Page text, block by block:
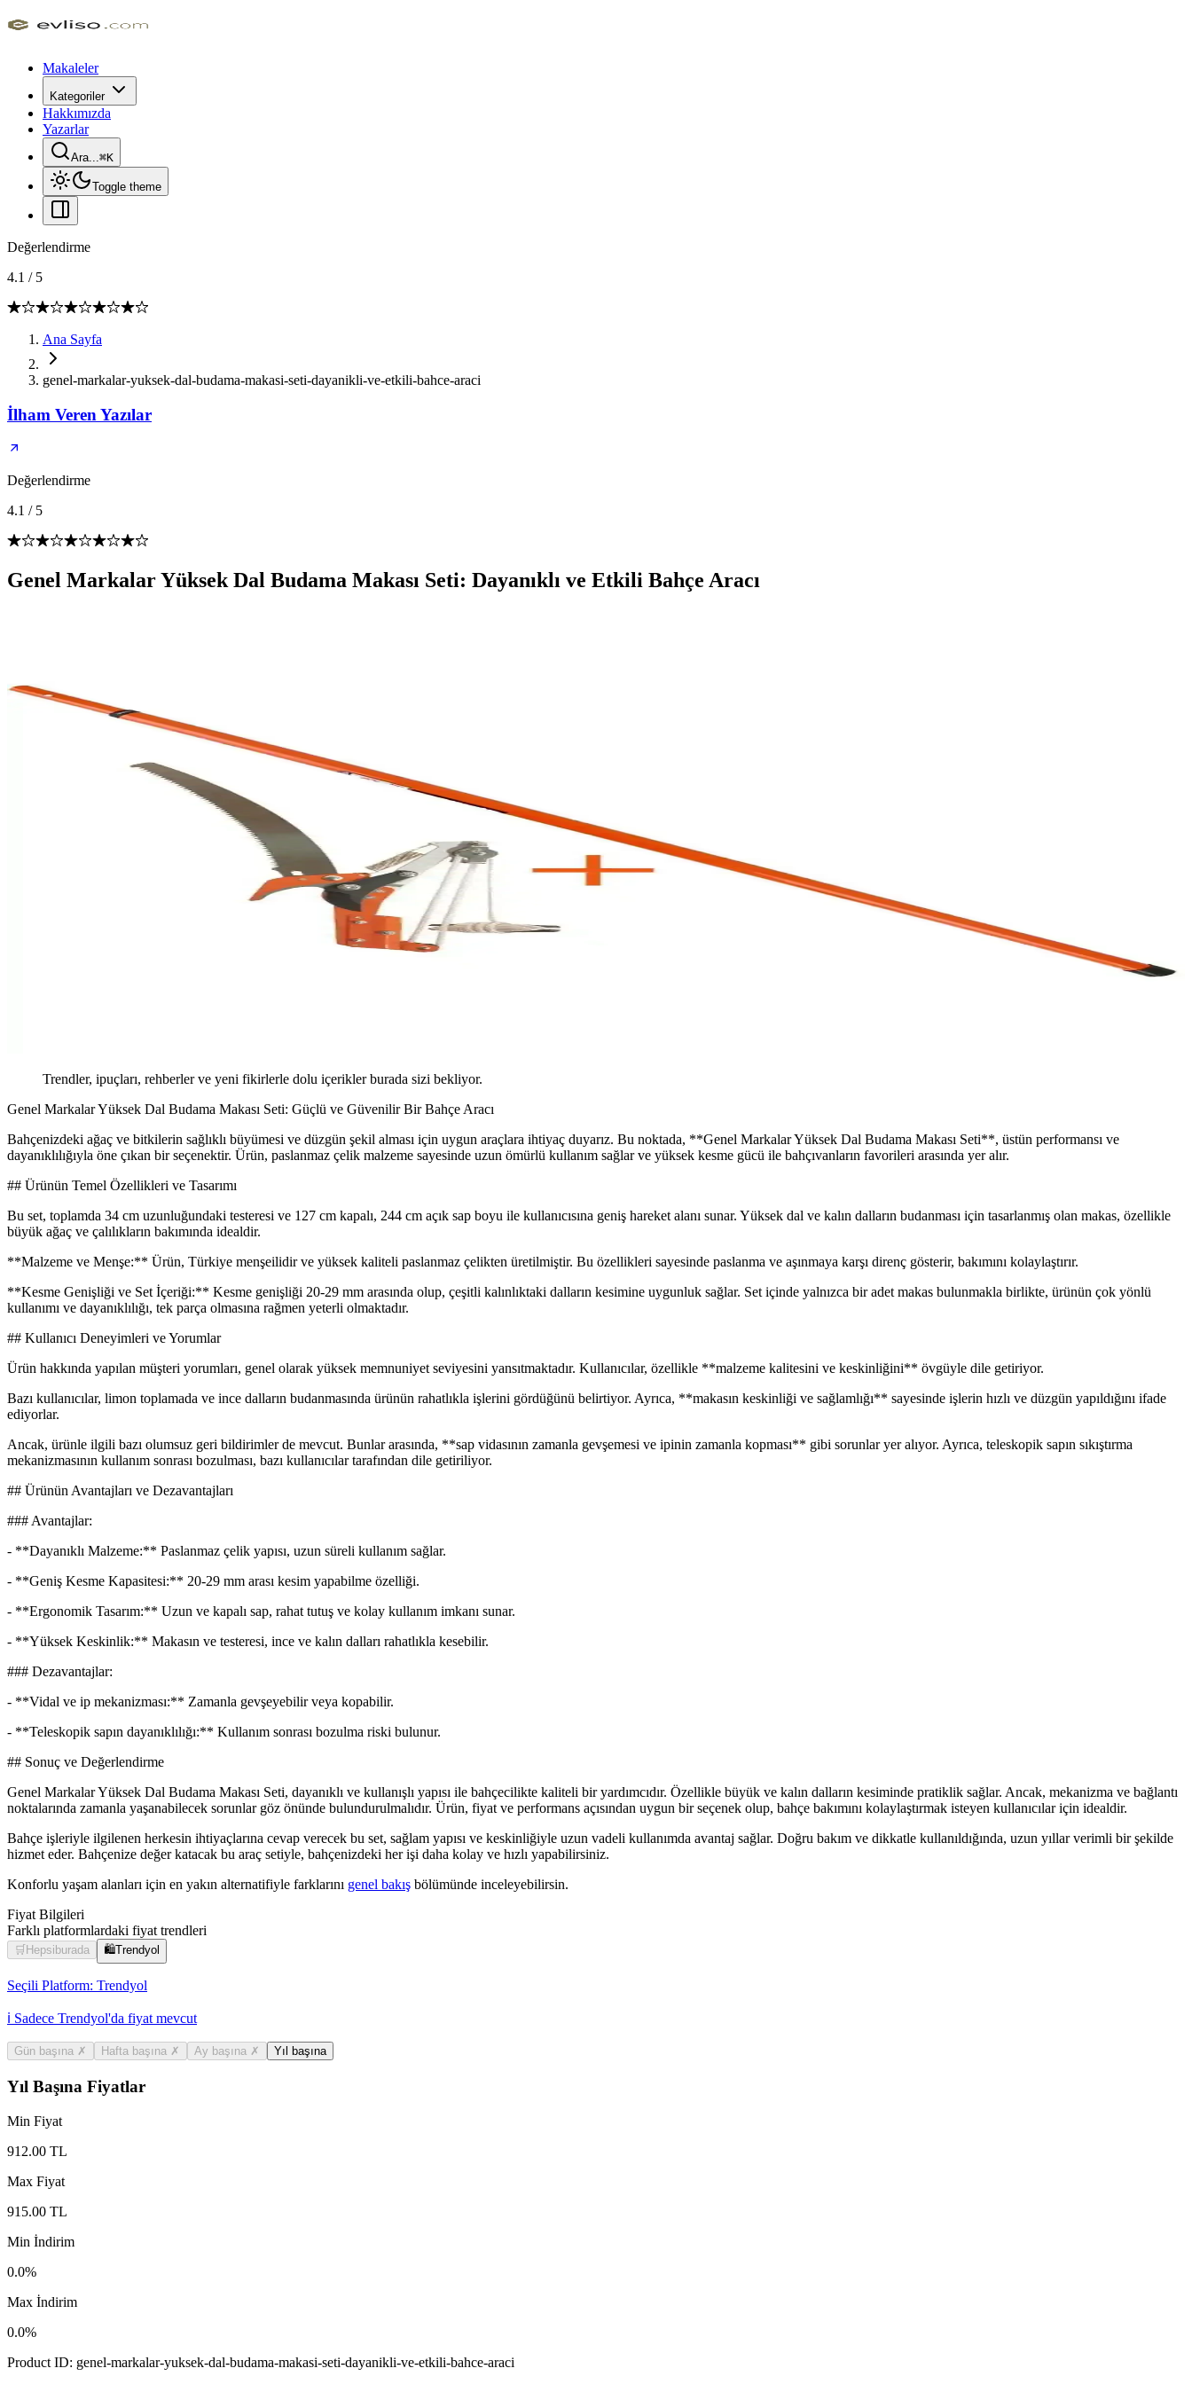
Makaleler
Kategoriler
Hakkımızda
Yazarlar
Ara...⌘K
Toggle theme
Değerlendirme
4.1 / 5
Ana Sayfa
genel-markalar-yuksek-dal-budama-makasi-seti-dayanikli-ve-etkili-bahce-araci
İlham Veren Yazılar
Değerlendirme
4.1 / 5
Genel Markalar Yüksek Dal Budama Makası Seti: Dayanıklı ve Etkili Bahçe Aracı
Trendler, ipuçları, rehberler ve yeni fikirlerle dolu içerikler burada sizi bekliyor.
Genel Markalar Yüksek Dal Budama Makası Seti: Güçlü ve Güvenilir Bir Bahçe Aracı
Bahçenizdeki ağaç ve bitkilerin sağlıklı büyümesi ve düzgün şekil alması için uygun araçlara ihtiyaç duyarız. Bu noktada, **Genel Markalar Yüksek Dal Budama Makası Seti**, üstün performansı ve
dayanıklılığıyla öne çıkan bir seçenektir. Ürün, paslanmaz çelik malzeme sayesinde uzun ömürlü kullanım sağlar ve yüksek kesme gücü ile bahçıvanların favorileri arasında yer alır.
## Ürünün Temel Özellikleri ve Tasarımı
Bu set, toplamda 34 cm uzunluğundaki testeresi ve 127 cm kapalı, 244 cm açık sap boyu ile kullanıcısına geniş hareket alanı sunar. Yüksek dal ve kalın dalların budanması için tasarlanmış olan makas, özellikle
büyük ağaç ve çalılıkların bakımında idealdir.
**Malzeme ve Menşe:** Ürün, Türkiye menşeilidir ve yüksek kaliteli paslanmaz çelikten üretilmiştir. Bu özellikleri sayesinde paslanma ve aşınmaya karşı direnç gösterir, bakımını kolaylaştırır.
**Kesme Genişliği ve Set İçeriği:** Kesme genişliği 20-29 mm arasında olup, çeşitli kalınlıktaki dalların kesimine uygunluk sağlar. Set içinde yalnızca bir adet makas bulunmakla birlikte, ürünün çok yönlü
kullanımı ve dayanıklılığı, tek parça olmasına rağmen yeterli olmaktadır.
## Kullanıcı Deneyimleri ve Yorumlar
Ürün hakkında yapılan müşteri yorumları, genel olarak yüksek memnuniyet seviyesini yansıtmaktadır. Kullanıcılar, özellikle **malzeme kalitesini ve keskinliğini** övgüyle dile getiriyor.
Bazı kullanıcılar, limon toplamada ve ince dalların budanmasında ürünün rahatlıkla işlerini gördüğünü belirtiyor. Ayrıca, **makasın keskinliği ve sağlamlığı** sayesinde işlerin hızlı ve düzgün yapıldığını ifade
ediyorlar.
Ancak, ürünle ilgili bazı olumsuz geri bildirimler de mevcut. Bunlar arasında, **sap vidasının zamanla gevşemesi ve ipinin zamanla kopması** gibi sorunlar yer alıyor. Ayrıca, teleskopik sapın sıkıştırma
mekanizmasının kullanım sonrası bozulması, bazı kullanıcılar tarafından dile getiriliyor.
## Ürünün Avantajları ve Dezavantajları
### Avantajlar:
- **Dayanıklı Malzeme:** Paslanmaz çelik yapısı, uzun süreli kullanım sağlar.
- **Geniş Kesme Kapasitesi:** 20-29 mm arası kesim yapabilme özelliği.
- **Ergonomik Tasarım:** Uzun ve kapalı sap, rahat tutuş ve kolay kullanım imkanı sunar.
- **Yüksek Keskinlik:** Makasın ve testeresi, ince ve kalın dalları rahatlıkla kesebilir.
### Dezavantajlar:
- **Vidal ve ip mekanizması:** Zamanla gevşeyebilir veya kopabilir.
- **Teleskopik sapın dayanıklılığı:** Kullanım sonrası bozulma riski bulunur.
## Sonuç ve Değerlendirme
Genel Markalar Yüksek Dal Budama Makası Seti, dayanıklı ve kullanışlı yapısı ile bahçecilikte kaliteli bir yardımcıdır. Özellikle büyük ve kalın dalların kesiminde pratiklik sağlar. Ancak, mekanizma ve bağlantı
noktalarında zamanla yaşanabilecek sorunlar göz önünde bulundurulmalıdır. Ürün, fiyat ve performans açısından uygun bir seçenek olup, bahçe bakımını kolaylaştırmak isteyen kullanıcılar için idealdir.
Bahçe işleriyle ilgilenen herkesin ihtiyaçlarına cevap verecek bu set, sağlam yapısı ve keskinliğiyle uzun vadeli kullanımda avantaj sağlar. Doğru bakım ve dikkatle kullanıldığında, uzun yıllar verimli bir şekilde
hizmet eder. Bahçenize değer katacak bu araç setiyle, bahçenizdeki her işi daha kolay ve hızlı yapabilirsiniz.
Konforlu yaşam alanları için en yakın alternatifiyle farklarını genel bakış bölümünde inceleyebilirsin.
Fiyat Bilgileri
Farklı platformlardaki fiyat trendleri
🛒 Hepsiburada 🛍️Trendyol
Seçili Platform: Trendyol
ℹ️ Sadece Trendyol'da fiyat mevcut
Gün başına ✗ Hafta başına ✗ Ay başına ✗ Yıl başına
Yıl Başına Fiyatlar
Min Fiyat
912.00 TL
Max Fiyat
915.00 TL
Min İndirim
0.0%
Max İndirim
0.0%
Product ID: genel-markalar-yuksek-dal-budama-makasi-seti-dayanikli-ve-etkili-bahce-araci